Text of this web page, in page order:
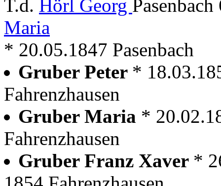
T.d. Hörl Georg
Maria
* 20.05.1847 Pasenbach
Gruber Peter *
Fahrenzhausen
Gruber Maria *
Fahrenzhausen
Gruber Franz Xaver *